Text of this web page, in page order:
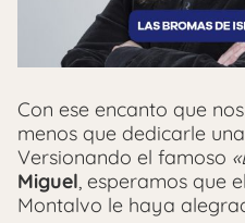
Con ese encanto que
menos que dedicarle
Versionando el famoso
Miguel, esperamos que
Montalvo le haya